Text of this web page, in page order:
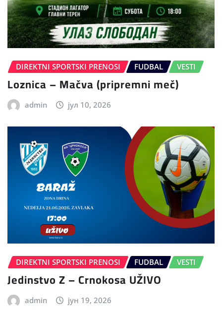
DIREKTNI SPORTSKI PRENOSI FUDBAL VESTI
Loznica – Mačva (pripremni meč)
admin јул 10, 2026
DIREKTNI SPORTSKI PRENOSI FUDBAL VESTI
Jedinstvo Z – Crnokosa UŽIVO
admin јун 19, 2026